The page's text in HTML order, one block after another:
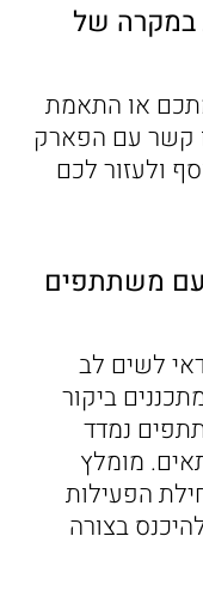
במקרה של
או התאמת
קשר עם הפארק
ולעזור לכם
עם משתתפים
לשים לב
ביקור
נמדד
מומלץ
תחילת הפעילות
בצורה